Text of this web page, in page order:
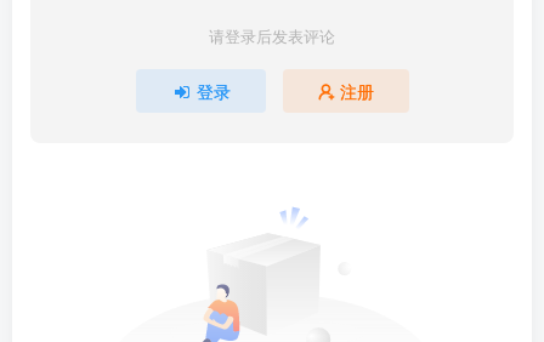
请登录后发表评论
登录 注册